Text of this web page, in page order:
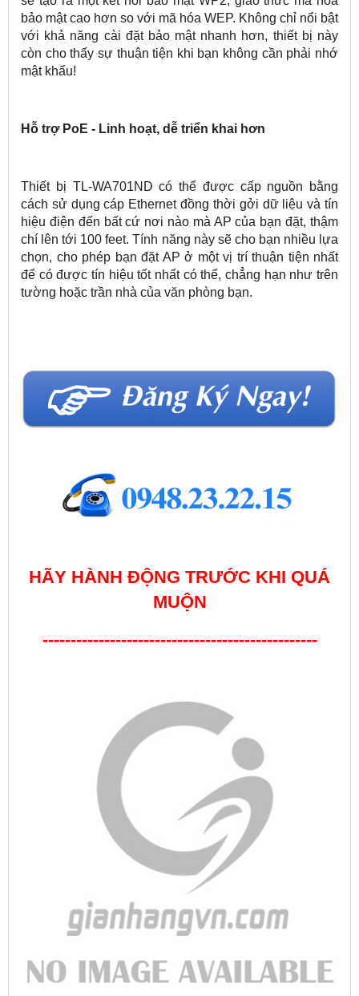
bảo mật cao hơn so với mã hóa WEP. Không chỉ nổi bật
với khả năng cài đặt bảo mật nhanh hơn, thiết bị này
còn cho thấy sự thuận tiện khi bạn không cần phải nhớ
mật khẩu!
Hỗ trợ PoE - Linh hoạt, dễ triển khai hơn
Thiết bị TL-WA701ND có thể được cấp nguồn bằng
cách sử dụng cáp Ethernet đồng thời gởi dữ liệu và tín
hiệu điện đến bất cứ nơi nào mà AP của bạn đặt, thậm
chí lên tới 100 feet. Tính năng này sẽ cho bạn nhiều lựa
chọn, cho phép bạn đặt AP ở một vị trí thuận tiện nhất
để có được tín hiệu tốt nhất có thể, chẳng hạn như trên
tường hoặc trần nhà của văn phòng bạn.
HÃY HÀNH ĐỘNG TRƯỚC KHI QUÁ
MUỘN
-------------------------------------------------